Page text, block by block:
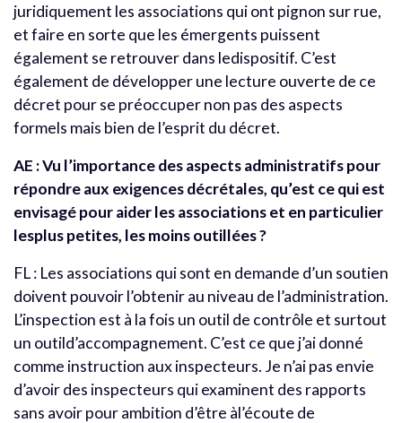
juridiquement les associations qui ont pignon sur rue,
et faire en sorte que les émergents puissent
également se retrouver dans ledispositif. C’est
également de développer une lecture ouverte de ce
décret pour se préoccuper non pas des aspects
formels mais bien de l’esprit du décret.
AE : Vu l’importance des aspects administratifs pour
répondre aux exigences décrétales, qu’est ce qui est
envisagé pour aider les associations et en particulier
lesplus petites, les moins outillées ?
FL : Les associations qui sont en demande d’un soutien
doivent pouvoir l’obtenir au niveau de l’administration.
L’inspection est à la fois un outil de contrôle et surtout
un outild’accompagnement. C’est ce que j’ai donné
comme instruction aux inspecteurs. Je n’ai pas envie
d’avoir des inspecteurs qui examinent des rapports
sans avoir pour ambition d’être àl’écoute de